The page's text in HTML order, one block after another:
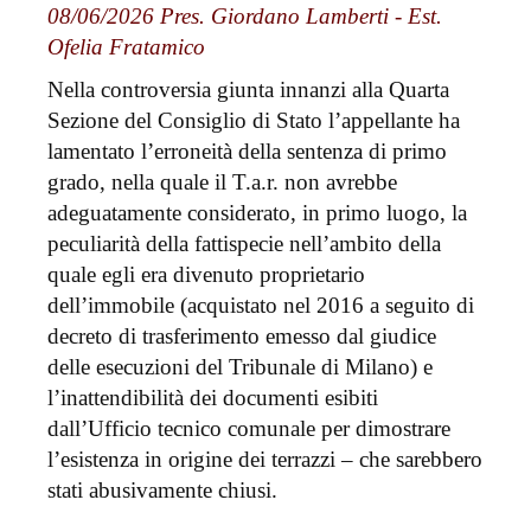
08/06/2026 Pres. Giordano Lamberti - Est.
Ofelia Fratamico
Nella controversia giunta innanzi alla Quarta
Sezione del Consiglio di Stato l’appellante ha
lamentato l’erroneità della sentenza di primo
grado, nella quale il T.a.r. non avrebbe
adeguatamente considerato, in primo luogo, la
peculiarità della fattispecie nell’ambito della
quale egli era divenuto proprietario
dell’immobile (acquistato nel 2016 a seguito di
decreto di trasferimento emesso dal giudice
delle esecuzioni del Tribunale di Milano) e
l’inattendibilità dei documenti esibiti
dall’Ufficio tecnico comunale per dimostrare
l’esistenza in origine dei terrazzi – che sarebbero
stati abusivamente chiusi.